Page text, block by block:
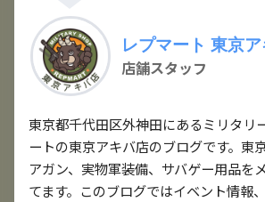
レプマート 東京
店舗スタッフ
東京都千代田区外神田にあるミリタリ
ートの東京アキバ店のブログです。東
アガン、実物軍装備、サバゲー用品を
てます。このブログではイベント情報